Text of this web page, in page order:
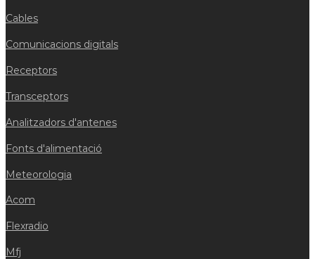
Cables
Comunicacions digitals
Receptors
Transceptors
Analitzadors d'antenes
Fonts d'alimentació
Meteorologia
Acom
Flexradio
Mfj